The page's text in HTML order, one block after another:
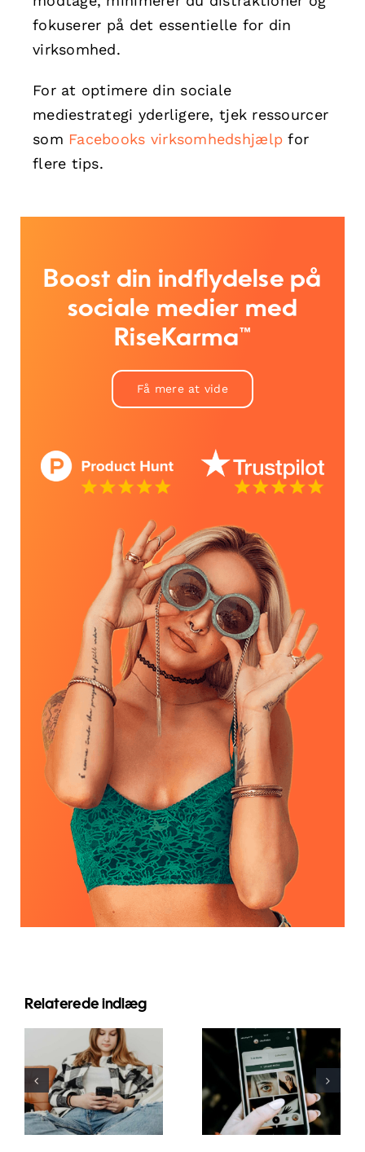
fokuserer på det essentielle for din
virksomhed.
For at optimere din sociale
mediestrategi yderligere, tjek ressourcer
som Facebooks virksomhedshjælp for
flere tips.
Boost din indflydelse på
sociale medier med
RiseKarma™
Få mere at vide
Relaterede indlæg
Innovative
strategier til
at øge
synligheden
af
Facebook-
Bedste
praksis for
brug af
augmented
reality-filtre
på sociale